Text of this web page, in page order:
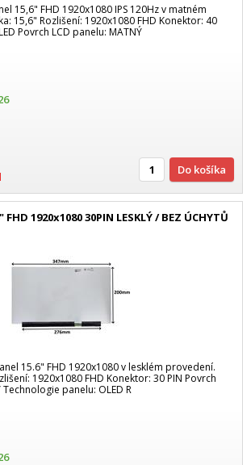
15,6" FHD 1920x1080 IPS 120Hz v matném
15,6" Rozlišení: 1920x1080 FHD Konektor: 40
Povrch LCD panelu: MATNÝ
Do košíka
FHD 1920x1080 30PIN LESKLÝ / BEZ ÚCHYTŮ
15.6" FHD 1920x1080 v lesklém provedení.
1920x1080 FHD Konektor: 30 PIN Povrch
Technologie panelu: OLED R